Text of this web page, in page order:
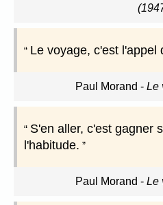
Le voyage, c'est l'appel
Paul Morand - Le
S'en aller, c'est gagner
l'habitude.
Paul Morand - Le